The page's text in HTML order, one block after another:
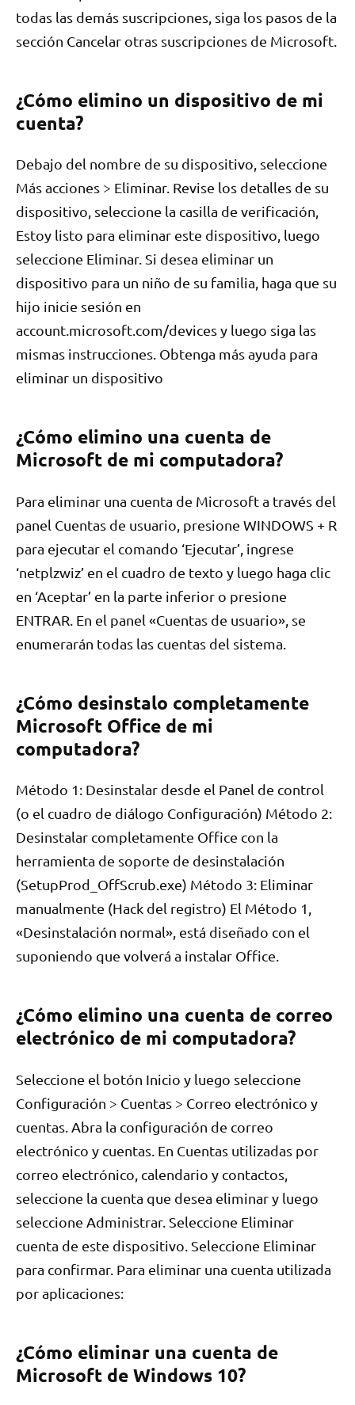
todas las demás suscripciones, siga los pasos de la
sección Cancelar otras suscripciones de Microsoft.
¿Cómo elimino un dispositivo de mi
cuenta?
Debajo del nombre de su dispositivo, seleccione
Más acciones > Eliminar. Revise los detalles de su
dispositivo, seleccione la casilla de verificación,
Estoy listo para eliminar este dispositivo, luego
seleccione Eliminar. Si desea eliminar un
dispositivo para un niño de su familia, haga que su
hijo inicie sesión en
account.microsoft.com/devices y luego siga las
mismas instrucciones. Obtenga más ayuda para
eliminar un dispositivo
¿Cómo elimino una cuenta de
Microsoft de mi computadora?
Para eliminar una cuenta de Microsoft a través del
panel Cuentas de usuario, presione WINDOWS + R
para ejecutar el comando ‘Ejecutar’, ingrese
‘netplzwiz’ en el cuadro de texto y luego haga clic
en ‘Aceptar’ en la parte inferior o presione
ENTRAR. En el panel «Cuentas de usuario», se
enumerarán todas las cuentas del sistema.
¿Cómo desinstalo completamente
Microsoft Office de mi
computadora?
Método 1: Desinstalar desde el Panel de control
(o el cuadro de diálogo Configuración) Método 2:
Desinstalar completamente Office con la
herramienta de soporte de desinstalación
(SetupProd_OffScrub.exe) Método 3: Eliminar
manualmente (Hack del registro) El Método 1,
«Desinstalación normal», está diseñado con el
suponiendo que volverá a instalar Office.
¿Cómo elimino una cuenta de correo
electrónico de mi computadora?
Seleccione el botón Inicio y luego seleccione
Configuración > Cuentas > Correo electrónico y
cuentas. Abra la configuración de correo
electrónico y cuentas. En Cuentas utilizadas por
correo electrónico, calendario y contactos,
seleccione la cuenta que desea eliminar y luego
seleccione Administrar. Seleccione Eliminar
cuenta de este dispositivo. Seleccione Eliminar
para confirmar. Para eliminar una cuenta utilizada
por aplicaciones:
¿Cómo eliminar una cuenta de
Microsoft de Windows 10?